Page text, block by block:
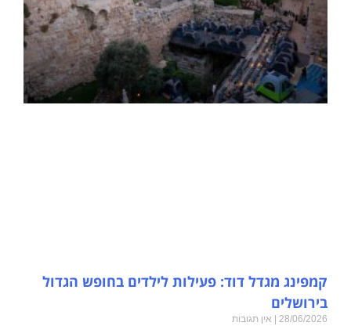
קמפינג מגדל דוד: פעילות לילדים בחופש הגדול
בירושלים
28/06/2026 אין תגובות